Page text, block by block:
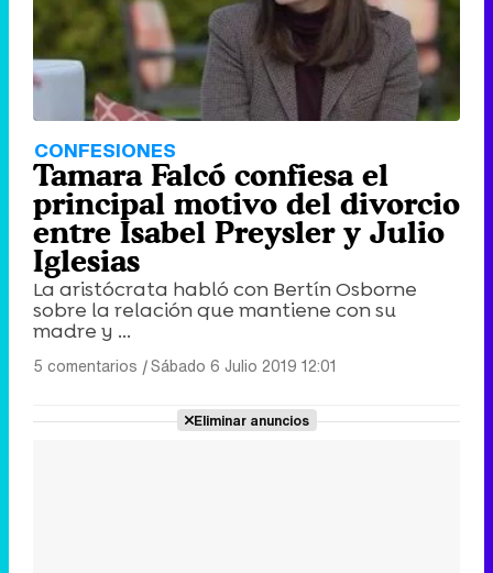
CONFESIONES
Tamara Falcó confiesa el
principal motivo del divorcio
entre Isabel Preysler y Julio
Iglesias
La aristócrata habló con Bertín Osborne
sobre la relación que mantiene con su
madre y ...
5 comentarios |Sábado 6 Julio 2019 12:01
Eliminar anuncios